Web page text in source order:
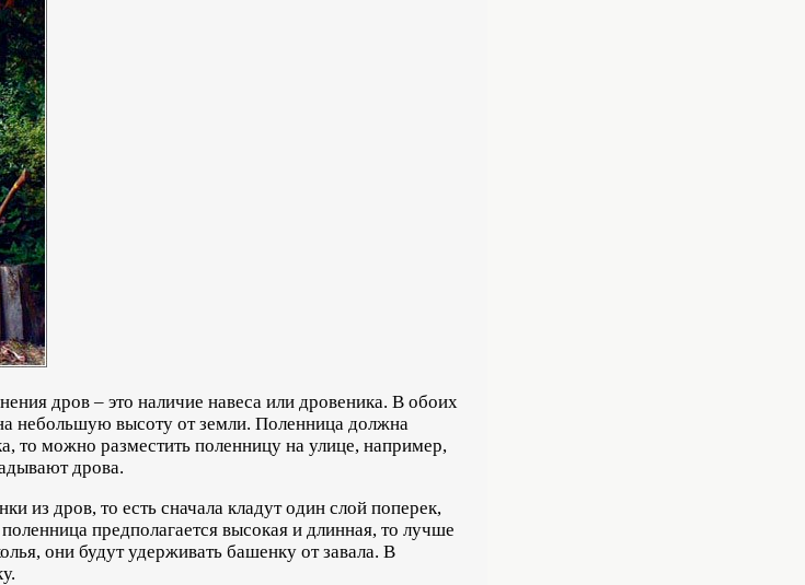
дров – это наличие навеса или дровеника. В обоих
небольшую высоту от земли. Поленница должна
то можно разместить поленницу на улице, например,
дрова.
из дров, то есть сначала кладут один слой поперек,
предполагается высокая и длинная, то лучше
они будут удерживать башенку от завала. В